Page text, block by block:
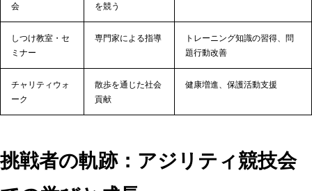
会
を競う
しつけ教室・セ
ミナー
専門家による指導
トレーニング知識の習得、問
題行動改善
チャリティウォ
ーク
散歩を通じた社会
貢献
健康増進、保護活動支援
挑戦者の軌跡：アジリティ競技会